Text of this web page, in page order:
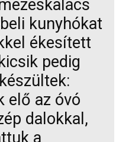
kunyhókat
ékesített
pedig
elő az óvó
dalokkal,
a